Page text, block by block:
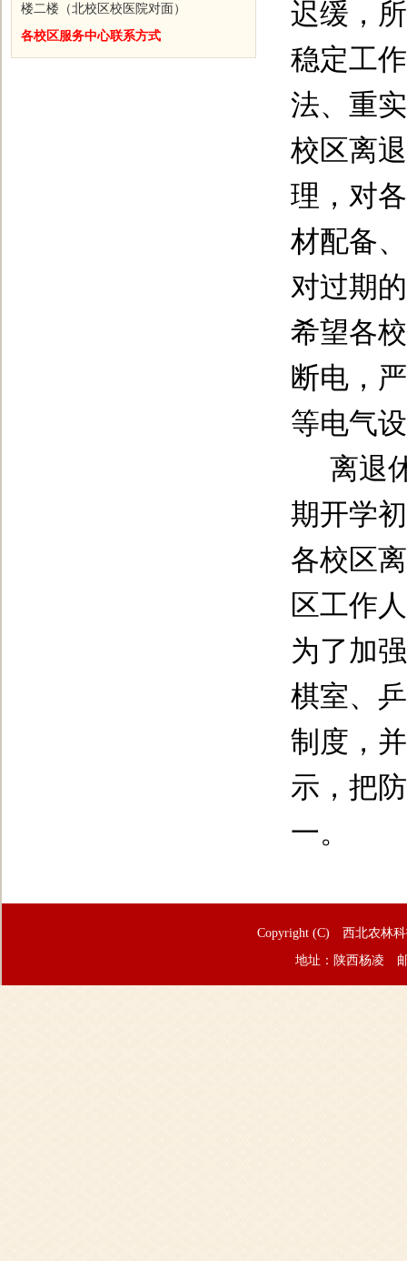
楼二楼（北校区校医院对面）
各校区服务中心联系方式
迟缓，
稳定工
法、重
校区离
理，对
材配备
对过期
希望各
断电，
等电气
离退
期开学
各校区
区工作
为了加
棋室、
制度，
示，把
一。
Copyright (C) 西北农林
地址：陕西杨凌